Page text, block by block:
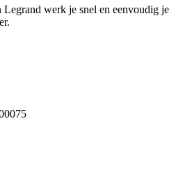
werk je snel en eenvoudig je